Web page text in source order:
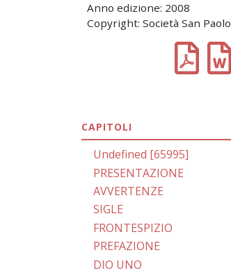
Anno edizione: 2008
Copyright: Società San Paolo
CAPITOLI
Undefined [65995]
PRESENTAZIONE
AVVERTENZE
SIGLE
FRONTESPIZIO
PREFAZIONE
DIO UNO